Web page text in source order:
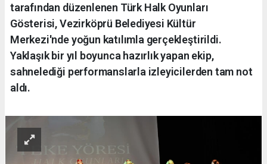
tarafından düzenlenen Türk Halk Oyunları
Gösterisi, Vezirköprü Belediyesi Kültür
Merkezi'nde yoğun katılımla gerçekleştirildi.
Yaklaşık bir yıl boyunca hazırlık yapan ekip,
sahnelediği performanslarla izleyicilerden tam not
aldı.